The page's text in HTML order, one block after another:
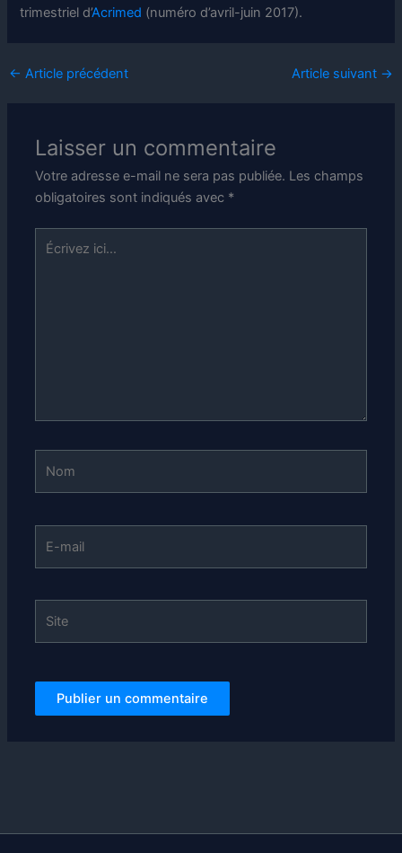
trimestriel d’Acrimed (numéro d’avril-juin 2017).
← Article précédent Article suivant →
Laisser un commentaire
Votre adresse e-mail ne sera pas publiée. Les champs
obligatoires sont indiqués avec *
Écrivez
mail